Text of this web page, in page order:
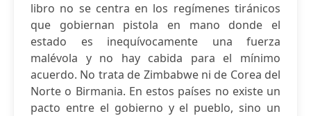
libro no se centra en los regímenes tiránicos
que gobiernan pistola en mano donde el
estado es inequívocamente una fuerza
malévola y no hay cabida para el mínimo
acuerdo. No trata de Zimbabwe ni de Corea del
Norte o Birmania. En estos países no existe un
pacto entre el gobierno y el pueblo, sino un